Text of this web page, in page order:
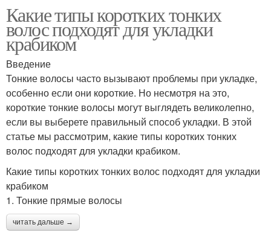
Какие типы коротких тонких
волос подходят для укладки
крабиком
Введение
Тонкие волосы часто вызывают проблемы при укладке,
особенно если они короткие. Но несмотря на это,
короткие тонкие волосы могут выглядеть великолепно,
если вы выберете правильный способ укладки. В этой
статье мы рассмотрим, какие типы коротких тонких
волос подходят для укладки крабиком.
Какие типы коротких тонких волос подходят для укладки
крабиком
1. Тонкие прямые волосы
читать дальше →